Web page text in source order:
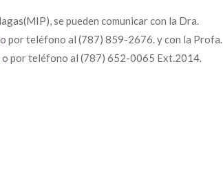
se pueden comunicar con la Dra.
o por teléfono al (787) 859-2676. y con la Profa.
o por teléfono al (787) 652-0065 Ext.2014.